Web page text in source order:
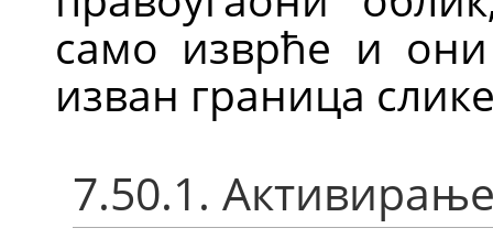
само изврће и
изван граница
7.50.1.